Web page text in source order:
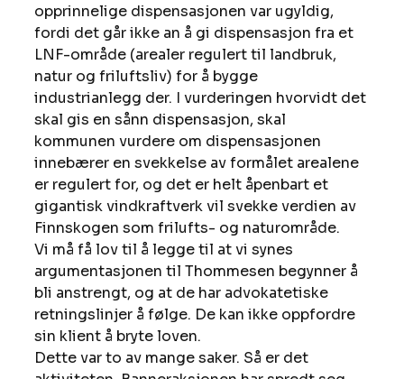
opprinnelige dispensasjonen var ugyldig,
fordi det går ikke an å gi dispensasjon fra et
LNF-område (arealer regulert til landbruk,
natur og friluftsliv) for å bygge
industrianlegg der. I vurderingen hvorvidt det
skal gis en sånn dispensasjon, skal
kommunen vurdere om dispensasjonen
innebærer en svekkelse av formålet arealene
er regulert for, og det er helt åpenbart et
gigantisk vindkraftverk vil svekke verdien av
Finnskogen som frilufts- og naturområde.
Vi må få lov til å legge til at vi synes
argumentasjonen til Thommesen begynner å
bli anstrengt, og at de har advokatetiske
retningslinjer å følge. De kan ikke oppfordre
sin klient å bryte loven.
Dette var to av mange saker. Så er det